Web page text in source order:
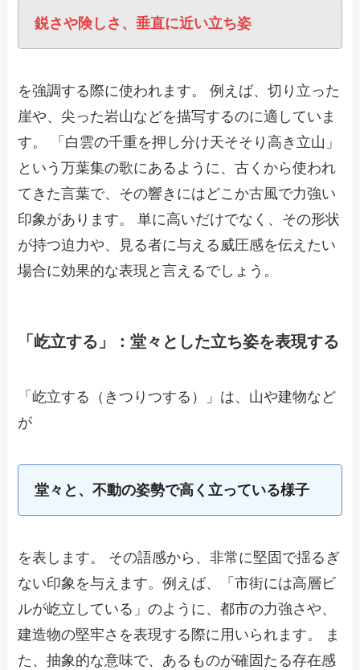
鋭さや険しさ、垂直に近い立ち姿
を強調する際に使われます。 例えば、切り立った
崖や、尖った岩山などを描写するのに適していま
す。 「白雲の千重を押し分け天そそり高き立山」
という万葉集の歌にあるように、古くから使われ
てきた言葉で、その響きにはどこか古風で力強い
印象があります。 単に高いだけでなく、その形状
が持つ迫力や、見る者に与える威圧感を伝えたい
場合に効果的な表現と言えるでしょう。
「屹立する」：堂々とした立ち姿を表現する
「屹立する（きつりつする）」は、山や建物など
が
堂々と、不動の姿勢で高く立っている様子
を表します。 その語感から、非常に堅固で揺るぎ
ない印象を与えます。例えば、「市街には高層ビ
ルが屹立している」のように、都市の力強さや、
建造物の堅牢さを表現する際に用いられます。 ま
た、抽象的な意味で、あるものが確固たる存在感